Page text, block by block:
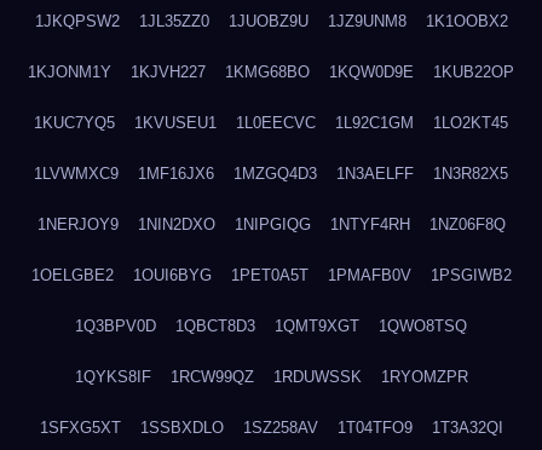
1JKQPSW2 1JL35ZZ0 1JUOBZ9U 1JZ9UNM8 1K1OOBX2
1KJONM1Y 1KJVH227 1KMG68BO 1KQW0D9E 1KUB22OP
1KUC7YQ5 1KVUSEU1 1L0EECVC 1L92C1GM 1LO2KT45
1LVWMXC9 1MF16JX6 1MZGQ4D3 1N3AELFF 1N3R82X5
1NERJOY9 1NIN2DXO 1NIPGIQG 1NTYF4RH 1NZ06F8Q
1OELGBE2 1OUI6BYG 1PET0A5T 1PMAFB0V 1PSGIWB2
1Q3BPV0D 1QBCT8D3 1QMT9XGT 1QWO8TSQ
1QYKS8IF 1RCW99QZ 1RDUWSSK 1RYOMZPR
1SFXG5XT 1SSBXDLO 1SZ258AV 1T04TFO9 1T3A32QI